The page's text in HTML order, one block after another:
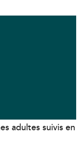
adultes suivis en